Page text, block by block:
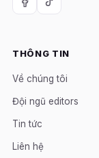
THÔNG TIN
Về chúng tôi
Đội ngũ editors
Tin tức
Liên hệ